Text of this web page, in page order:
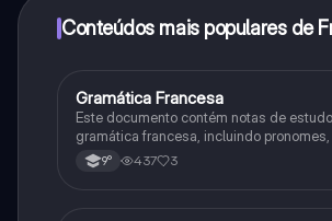
Conteúdos mais populares de
Francês
Gramática Francesa
Este documento contém notas de
gramática francesa, incluindo pronomes,
tempos verbais e estruturas de frases
9º ano.
9° 437 3